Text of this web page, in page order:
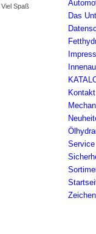
Spaß
Das
Kontakt
Service